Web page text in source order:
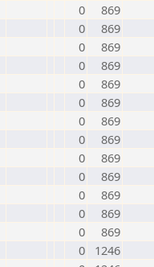
0
869
0
869
0
869
0
869
0
869
0
869
0
869
0
869
0
869
0
869
0
869
0
869
0
869
0
1246